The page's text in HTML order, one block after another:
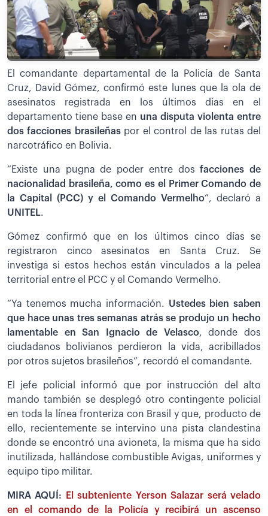
El comandante departamental de la Policía de Santa
Cruz, David Gómez, confirmó este lunes que la ola de
asesinatos registrada en los últimos días en el
departamento tiene base en una disputa violenta entre
dos facciones brasileñas por el control de las rutas del
narcotráfico en Bolivia.
“Existe una pugna de poder entre dos facciones de
nacionalidad brasileña, como es el Primer Comando de
la Capital (PCC) y el Comando Vermelho”, declaró a
UNITEL.
Gómez confirmó que en los últimos cinco días se
registraron cinco asesinatos en Santa Cruz. Se
investiga si estos hechos están vinculados a la pelea
territorial entre el PCC y el Comando Vermelho.
“Ya tenemos mucha información. Ustedes bien saben
que hace unas tres semanas atrás se produjo un hecho
lamentable en San Ignacio de Velasco, donde dos
ciudadanos bolivianos perdieron la vida, acribillados
por otros sujetos brasileños”, recordó el comandante.
El jefe policial informó que por instrucción del alto
mando también se desplegó otro contingente policial
en toda la línea fronteriza con Brasil y que, producto de
ello, recientemente se intervino una pista clandestina
donde se encontró una avioneta, la misma que ha sido
inutilizada, hallándose combustible Avigas, uniformes y
equipo tipo militar.
MIRA AQUÍ:
El subteniente Yerson Salazar será velado
en el comando de la Policía y recibirá un ascenso